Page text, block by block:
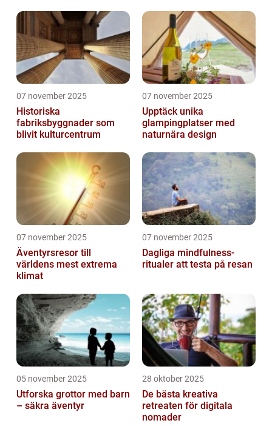
07 november 2025
Historiska
fabriksbyggnader som
blivit kulturcentrum
07 november 2025
Upptäck unika
glampingplatser med
naturnära design
07 november 2025
Äventyrsresor till
världens mest extrema
klimat
07 november 2025
Dagliga mindfulness-
ritualer att testa på resan
05 november 2025
Utforska grottor med barn
– säkra äventyr
28 oktober 2025
De bästa kreativa
retreaten för digitala
nomader